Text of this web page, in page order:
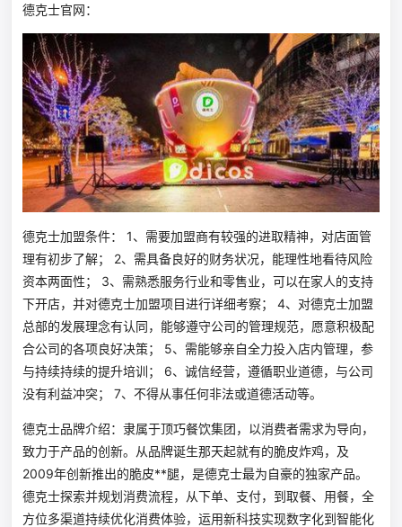
德克士官网：
德克士加盟条件： 1、需要加盟商有较强的进取精神，对店面管
理有初步了解； 2、需具备良好的财务状况，能理性地看待风险
资本两面性； 3、需熟悉服务行业和零售业，可以在家人的支持
下开店，并对德克士加盟项目进行详细考察； 4、对德克士加盟
总部的发展理念有认同，能够遵守公司的管理规范，愿意积极配
合公司的各项良好决策； 5、需能够亲自全力投入店内管理，参
与持续持续的提升培训； 6、诚信经营，遵循职业道德，与公司
没有利益冲突； 7、不得从事任何非法或道德活动等。
德克士品牌介绍：隶属于顶巧餐饮集团，以消费者需求为导向，
致力于产品的创新。从品牌诞生那天起就有的脆皮炸鸡，及
2009年创新推出的脆皮**腿，是德克士最为自豪的独家产品。
德克士探索并规划消费流程，从下单、支付，到取餐、用餐，全
方位多渠道持续优化消费体验，运用新科技实现数字化到智能化